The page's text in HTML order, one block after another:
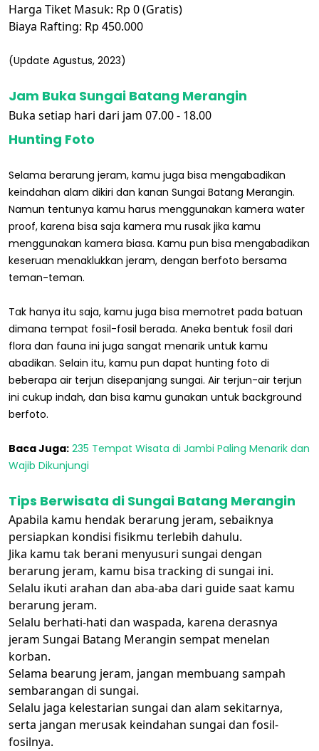
Harga Tiket Masuk: Rp 0 (Gratis)
Biaya Rafting: Rp 450.000
(Update Agustus, 2023)
Jam Buka Sungai Batang Merangin
Buka setiap hari dari jam 07.00 - 18.00
Hunting Foto
Selama berarung jeram, kamu juga bisa mengabadikan
keindahan alam dikiri dan kanan Sungai Batang Merangin.
Namun tentunya kamu harus menggunakan kamera water
proof, karena bisa saja kamera mu rusak jika kamu
menggunakan kamera biasa. Kamu pun bisa mengabadikan
keseruan menaklukkan jeram, dengan berfoto bersama
teman-teman.
Tak hanya itu saja, kamu juga bisa memotret pada batuan
dimana tempat fosil-fosil berada. Aneka bentuk fosil dari
flora dan fauna ini juga sangat menarik untuk kamu
abadikan. Selain itu, kamu pun dapat hunting foto di
beberapa air terjun disepanjang sungai. Air terjun-air terjun
ini cukup indah, dan bisa kamu gunakan untuk background
berfoto.
Baca Juga: 235 Tempat Wisata di Jambi Paling Menarik dan
Wajib Dikunjungi
Tips Berwisata di Sungai Batang Merangin
Apabila kamu hendak berarung jeram, sebaiknya
persiapkan kondisi fisikmu terlebih dahulu.
Jika kamu tak berani menyusuri sungai dengan
berarung jeram, kamu bisa tracking di sungai ini.
Selalu ikuti arahan dan aba-aba dari guide saat kamu
berarung jeram.
Selalu berhati-hati dan waspada, karena derasnya
jeram Sungai Batang Merangin sempat menelan
korban.
Selama bearung jeram, jangan membuang sampah
sembarangan di sungai.
Selalu jaga kelestarian sungai dan alam sekitarnya,
serta jangan merusak keindahan sungai dan fosil-
fosilnya.